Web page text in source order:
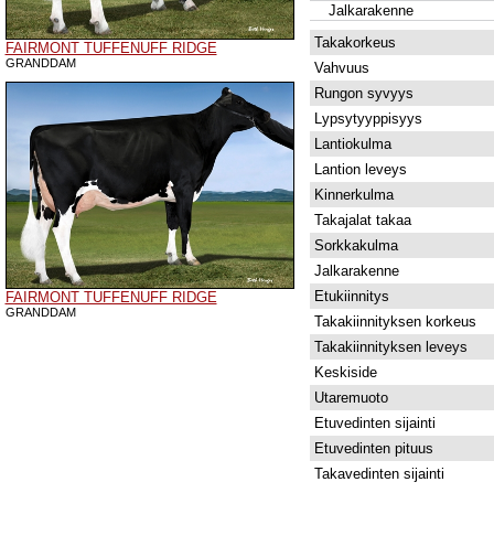
FAIRMONT TUFFENUFF RIDGE
GRANDDAM
FAIRMONT TUFFENUFF RIDGE
GRANDDAM
Jalkarakenne
Takakorkeus
Vahvuus
Rungon syvyys
Lypsytyyppisyys
Lantiokulma
Lantion leveys
Kinnerkulma
Takajalat takaa
Sorkkakulma
Jalkarakenne
Etukiinnitys
Takakiinnityksen korkeus
Takakiinnityksen leveys
Keskiside
Utaremuoto
Etuvedinten sijainti
Etuvedinten pituus
Takavedinten sijainti